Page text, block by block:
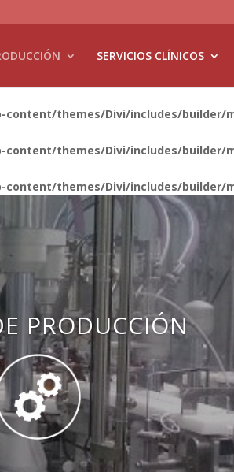
SERVICIOS CLÍNICOS
themes/Divi/includes/builder/
themes/Divi/includes/builder/
themes/Divi/includes/builder/
PRODUCCIÓN